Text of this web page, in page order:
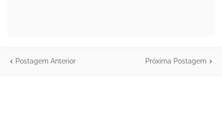
Postagem Anterior Próxima Postagem